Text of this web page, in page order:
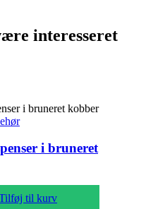
interesseret
i bruneret
til kurv